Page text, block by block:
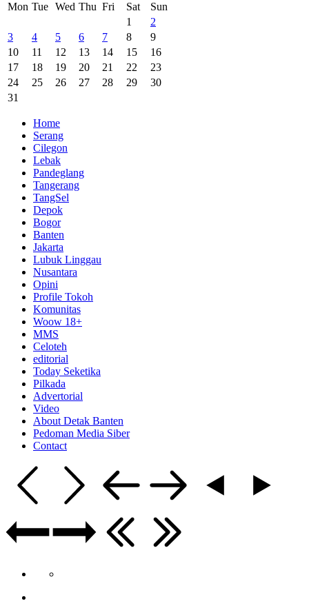
Mon Tue Wed Thu Fri Sat
Sun
1
2
3
4 5 6 7 8
9
10
11 12 13 14 15
16
17
18 19 20 21 22
23
24
25 26 27 28 29
30
31
Home
Serang
Cilegon
Lebak
Pandeglang
Tangerang
TangSel
Depok
Bogor
Banten
Jakarta
Lubuk Linggau
Nusantara
Opini
Profile Tokoh
Komunitas
Woow 18+
MMS
Celoteh
editorial
Today Seketika
Pilkada
Advertorial
Video
About Detak Banten
Pedoman Media Siber
Contact